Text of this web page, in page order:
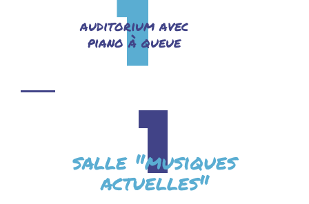
1
auditorium avec
piano à queue
1
salle "musiques
actuelles"